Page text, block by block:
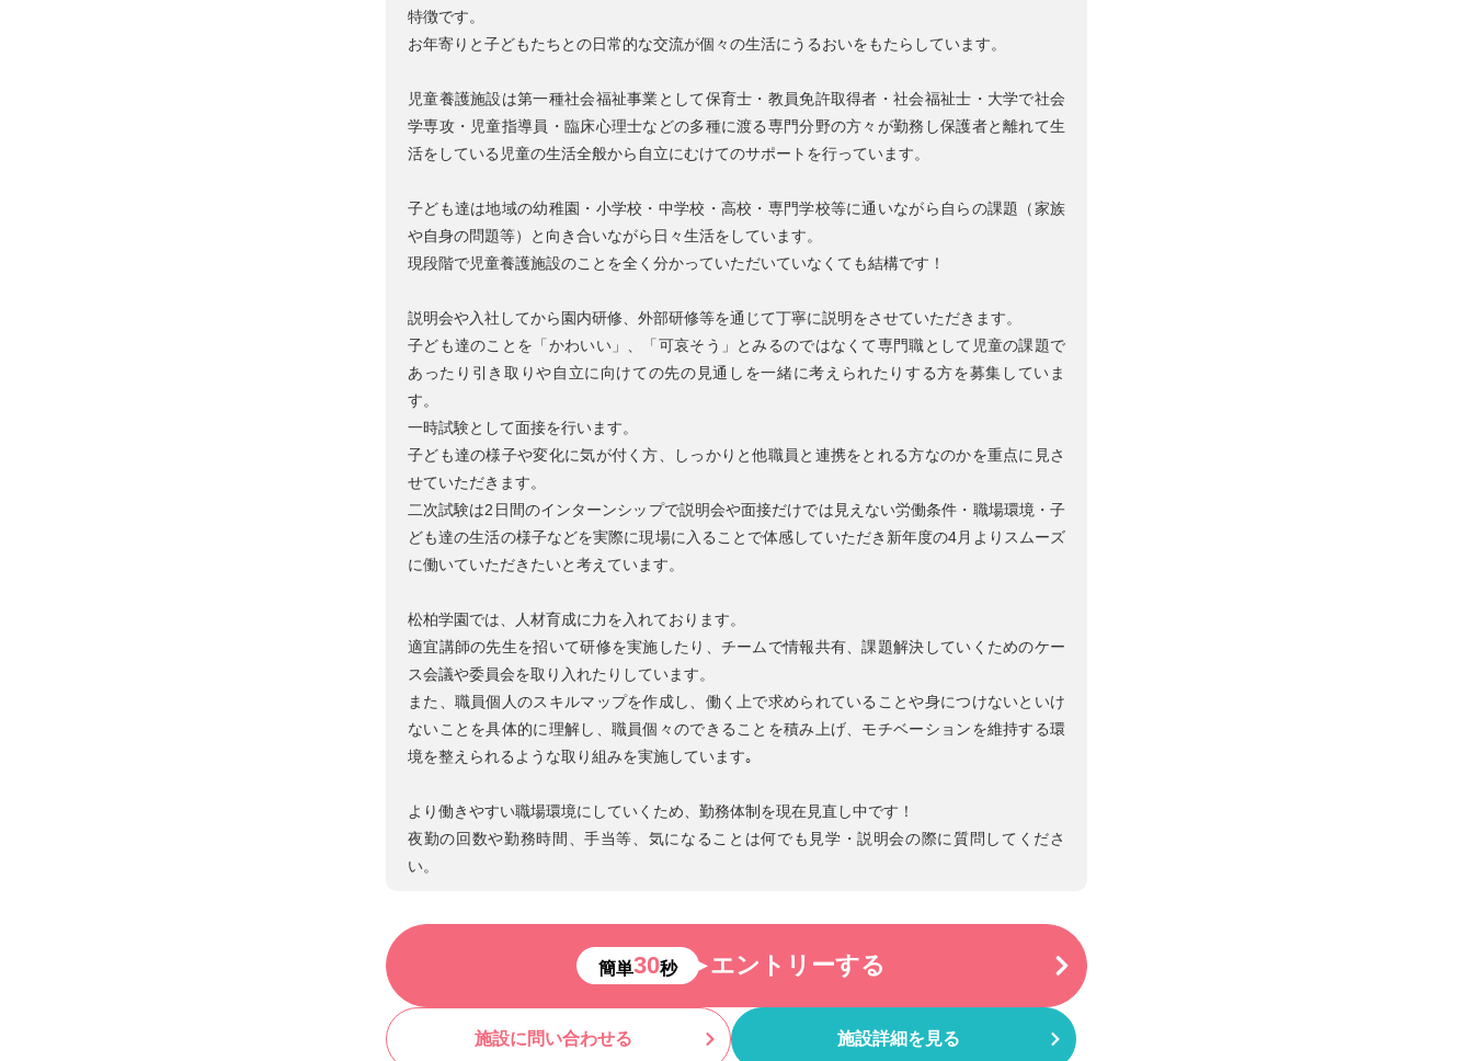
特徴です。
お年寄りと子どもたちとの日常的な交流が個々の生活にうるおいをもたらしています。
児童養護施設は第一種社会福祉事業として保育士・教員免許取得者・社会福祉士・大学で社会
学専攻・児童指導員・臨床心理士などの多種に渡る専門分野の方々が勤務し保護者と離れて生
活をしている児童の生活全般から自立にむけてのサポートを行っています。
子ども達は地域の幼稚園・小学校・中学校・高校・専門学校等に通いながら自らの課題（家族
や自身の問題等）と向き合いながら日々生活をしています。
現段階で児童養護施設のことを全く分かっていただいていなくても結構です！
説明会や入社してから園内研修、外部研修等を通じて丁寧に説明をさせていただきます。
子ども達のことを「かわいい」、「可哀そう」とみるのではなくて専門職として児童の課題で
あったり引き取りや自立に向けての先の見通しを一緒に考えられたりする方を募集していま
す。
一時試験として面接を行います。
子ども達の様子や変化に気が付く方、しっかりと他職員と連携をとれる方なのかを重点に見さ
せていただきます。
二次試験は2日間のインターンシップで説明会や面接だけでは見えない労働条件・職場環境・子
ども達の生活の様子などを実際に現場に入ることで体感していただき新年度の4月よりスムーズ
に働いていただきたいと考えています。
松柏学園では、人材育成に力を入れております。
適宜講師の先生を招いて研修を実施したり、チームで情報共有、課題解決していくためのケー
ス会議や委員会を取り入れたりしています。
また、職員個人のスキルマップを作成し、働く上で求められていることや身につけないといけ
ないことを具体的に理解し、職員個々のできることを積み上げ、モチベーションを維持する環
境を整えられるような取り組みを実施しています｡
より働きやすい職場環境にしていくため、勤務体制を現在見直し中です！
夜勤の回数や勤務時間、手当等、気になることは何でも見学・説明会の際に質問してくださ
い。
簡単30秒 エントリーする
施設に問い合わせる 施設詳細を見る